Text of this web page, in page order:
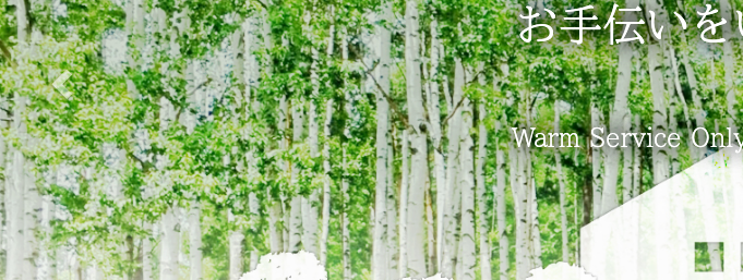
お手伝い
Warm Service
お手伝い
Warm Service